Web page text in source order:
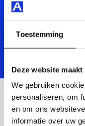
Toestemming
Deze website
We gebruiken
personaliseren, om
en om ons
informatie over uw
Audi A3
Sportback 40 TFSIe